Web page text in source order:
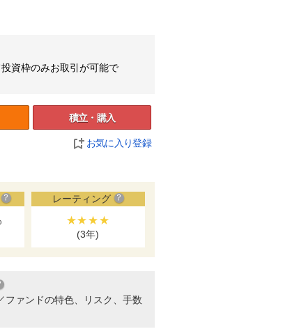
資枠のみお取引が可能で
積立・購入
お気に入り登録
レーティング
★★★★
(3年)
ファンドの特色、リスク、手数